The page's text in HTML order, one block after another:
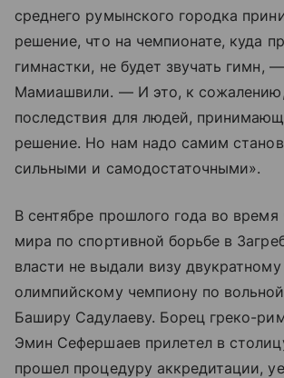
среднего румынского городка
решение, что на чемпионате, куда
гимнастки, не будет звучать гимн,
Мамиашвили. — И это, к
последствия для людей,
решение. Но нам надо самим
сильными и самодостаточными».
В сентябре прошлого года во время
мира по спортивной борьбе в
власти не выдали визу двукратному
олимпийскому чемпиону по
Баширу Садулаеву. Борец греко-
Эмин Сефершаев прилетел в
прошел процедуру аккредитации,